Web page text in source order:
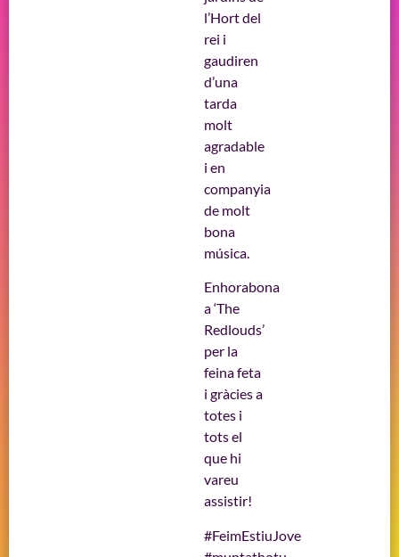
l’Hort del
rei i
gaudiren
d’una
tarda
molt
agradable
i en
companyia
de molt
bona
música.
Enhorabona
a ‘The
Redlouds’
per la
feina feta
i gràcies a
totes i
tots el
que hi
vareu
assistir!
#FeimEstiuJove